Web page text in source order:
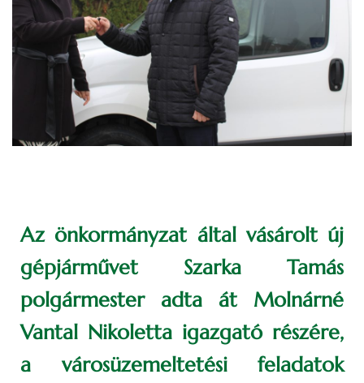
Az önkormányzat által vásárolt új
gépjárművet Szarka Tamás
polgármester adta át Molnárné
Vantal Nikoletta igazgató részére,
a városüzemeltetési feladatok